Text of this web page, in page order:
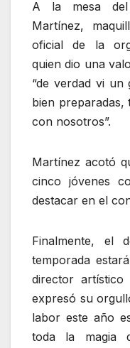
A la mesa
Martínez,
oficial de la
quien dio una
“de verdad vi
bien preparadas,
con nosotros”.
Martínez acotó
cinco jóvenes
destacar en el
Finalmente, el
temporada
director
expresó su
labor este año
toda la magia